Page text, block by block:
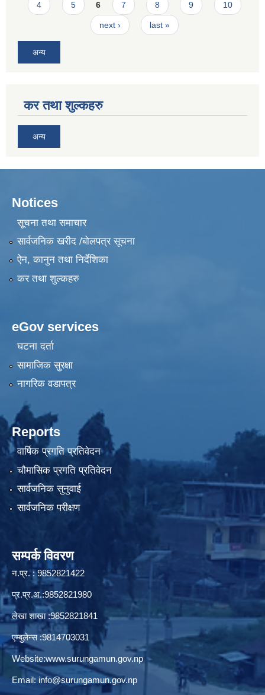
4 5 6 7 8 9 10
next › last »
अन्य
कर तथा शुल्कहरु
अन्य
Notices
सूचना तथा समाचार
सार्वजनिक खरीद /बोलपत्र सूचना
ऐन, कानुन तथा निर्देशिका
कर तथा शुल्कहरु
eGov services
घटना दर्ता
सामाजिक सुरक्षा
नागरिक वडापत्र
Reports
वार्षिक प्रगति प्रतिवेदन
चौमासिक प्रगति प्रतिवेदन
सार्वजनिक सुनुवाई
सार्वजनिक परीक्षण
सम्पर्क विवरण
न.प्र. : 9852821422
प्र.प्र.अ.:9852821980
लेखा शाखा :9852821841
एम्बुलेन्स :9814703031
Website:www.surungamun.gov.np
Email: info@surungamun.gov.np